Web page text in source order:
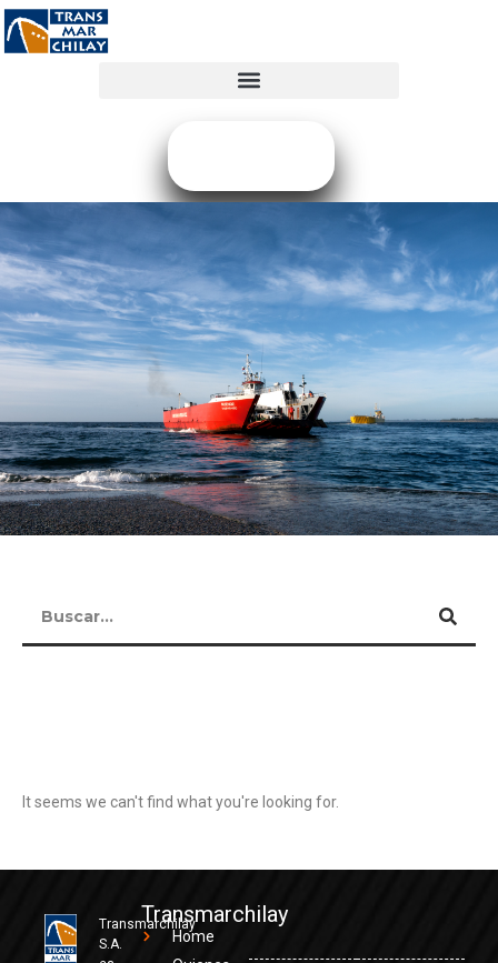
It seems we can't find what you're looking for.
Transmarchilay
S.A.
Transmarchilay
Home